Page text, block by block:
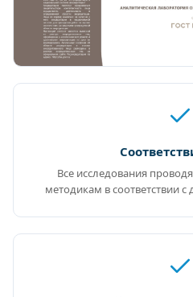
Все исследования
методикам в соответствии